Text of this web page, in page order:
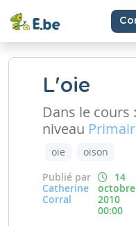
L'oie
Dans le cours :
niveau
oie
oison
Publié par
Catherine
Corral
14
octobre
2010
00:00